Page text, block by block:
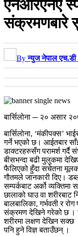
एनआरएनए
संक्रमणबारे
Byन्युज नेपाल एच.डी
बार्सिलोना ─ २० असार
बार्सिलोना, ‘मंकीपक्स’
गर्ने भएको छ। आईतबार
डाक्टरहरुसँग परामर्श गर्दै
बीसभन्दा बढी मुलुकमा
फैलिएको हुँदा सचेतना मूलक
गौतमले जानकारी दिए।
सम्पर्कबाट अर्को
छालाको घाउ वा शरीरबाट
बालबालिका, गर्भवती र
संक्रमण देखिने गरेको छ ।
शरीरमा लक्षण देखिन सक्छ
पनि हुने विज्ञ बताउँछन् ।